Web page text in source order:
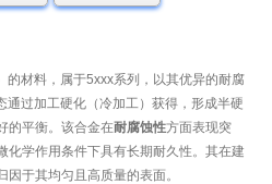
的材料，属于5xxx系列，以其优异的耐腐
过加工硬化（冷加工）获得，形成半硬
的平衡。该合金在耐腐蚀性方面表现突
化学作用条件下具有长期耐久性。其在建
于其均匀且高质量的表面。